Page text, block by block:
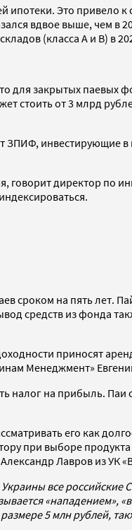
ипотеки. Это привело
вдвое выше, чем в
(класса А и В) в
для закрытых
стоить от 3 млрд
инвестирующие
директор по
сроком на пять лет.
средств из фонда
приносят
Менеджмент»
налог на прибыль.
его как
при выборе
Лавров из УК
все
«нападением»,
5 млн рублей,